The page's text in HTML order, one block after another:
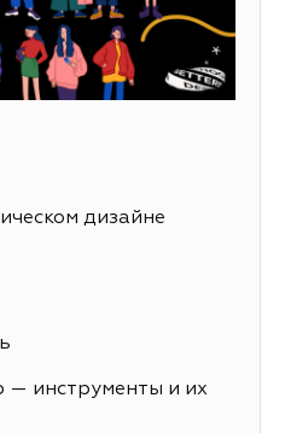
дизайне
— инструменты и их